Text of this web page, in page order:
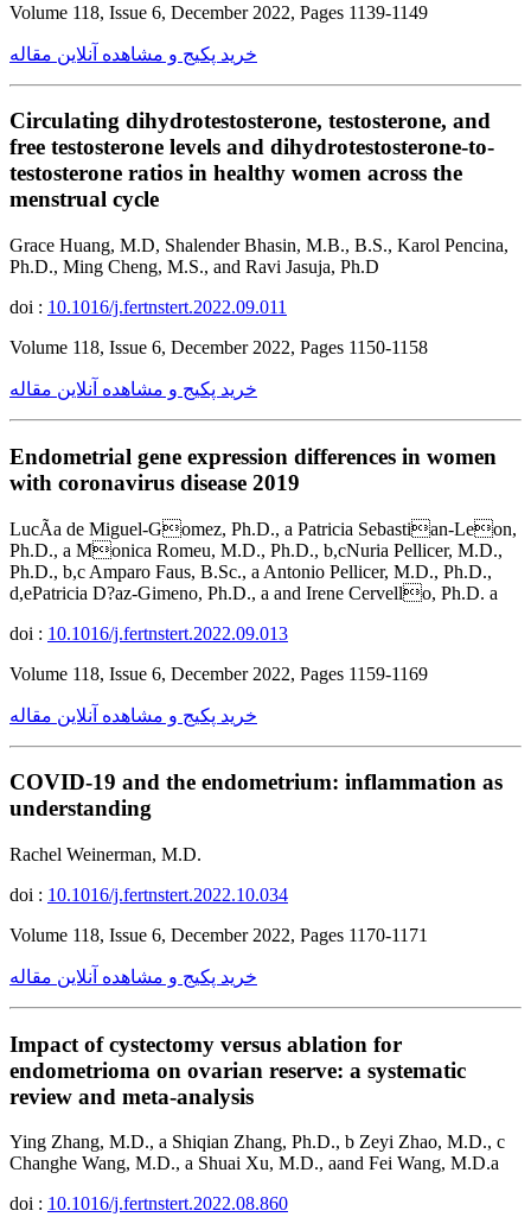
Volume 118, Issue 6, December 2022, Pages 1139-1149
خرید پکیج و مشاهده آنلاین مقاله
Circulating dihydrotestosterone, testosterone, and
free testosterone levels and dihydrotestosterone-to-
testosterone ratios in healthy women across the
menstrual cycle
Grace Huang, M.D, Shalender Bhasin, M.B., B.S., Karol Pencina,
Ph.D., Ming Cheng, M.S., and Ravi Jasuja, Ph.D
doi : 10.1016/j.fertnstert.2022.09.011
Volume 118, Issue 6, December 2022, Pages 1150-1158
خرید پکیج و مشاهده آنلاین مقاله
Endometrial gene expression differences in women
with coronavirus disease 2019
LucÃ­a de Miguel-Gomez, Ph.D., a Patricia Sebastian-Leon,
Ph.D., a Monica Romeu, M.D., Ph.D., b,cNuria Pellicer, M.D.,
Ph.D., b,c Amparo Faus, B.Sc., a Antonio Pellicer, M.D., Ph.D.,
d,ePatricia D?az-Gimeno, Ph.D., a and Irene Cervello, Ph.D. a
doi : 10.1016/j.fertnstert.2022.09.013
Volume 118, Issue 6, December 2022, Pages 1159-1169
خرید پکیج و مشاهده آنلاین مقاله
COVID-19 and the endometrium: inflammation as
understanding
Rachel Weinerman, M.D.
doi : 10.1016/j.fertnstert.2022.10.034
Volume 118, Issue 6, December 2022, Pages 1170-1171
خرید پکیج و مشاهده آنلاین مقاله
Impact of cystectomy versus ablation for
endometrioma on ovarian reserve: a systematic
review and meta-analysis
Ying Zhang, M.D., a Shiqian Zhang, Ph.D., b Zeyi Zhao, M.D., c
Changhe Wang, M.D., a Shuai Xu, M.D., aand Fei Wang, M.D.a
doi : 10.1016/j.fertnstert.2022.08.860